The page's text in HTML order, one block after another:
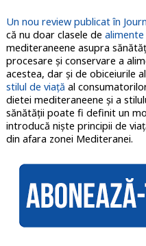
Un nou review publicat în
că nu doar clasele de alimente
mediteraneene asupra
procesare şi conservare a
acestea, dar şi de obiceiurile
stilul de viaţă al
dietei mediteraneene și a
sănătății poate fi definit un
introducă niște principii de
din afara zonei Mediteranei.